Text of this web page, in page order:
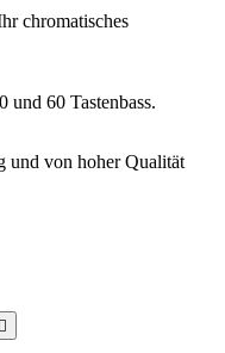
chromatisches
60 Tastenbass.
und von hoher Qualität
